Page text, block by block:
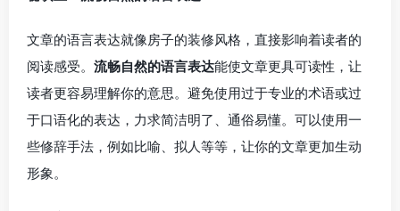
文章的语言表达就像房子的装修风格，直接影响着读者的
阅读感受。 流畅自然的语言表达能使文章更具可读性，让
读者更容易理解你的意思。避免使用过于专业的术语或过
于口语化的表达，力求简洁明了、通俗易懂。可以使用一
些修辞手法，例如比喻、拟人等等，让你的文章更加生动
形象。